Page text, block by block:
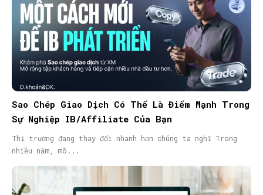
Sao Chép Giao Dịch Có Thể Là Điểm Mạnh Trong
Sự Nghiệp IB/Affiliate Của Bạn
Thị trường đang thay đổi nhanh hơn chúng ta nghĩ Trong
nhiều năm, mô...